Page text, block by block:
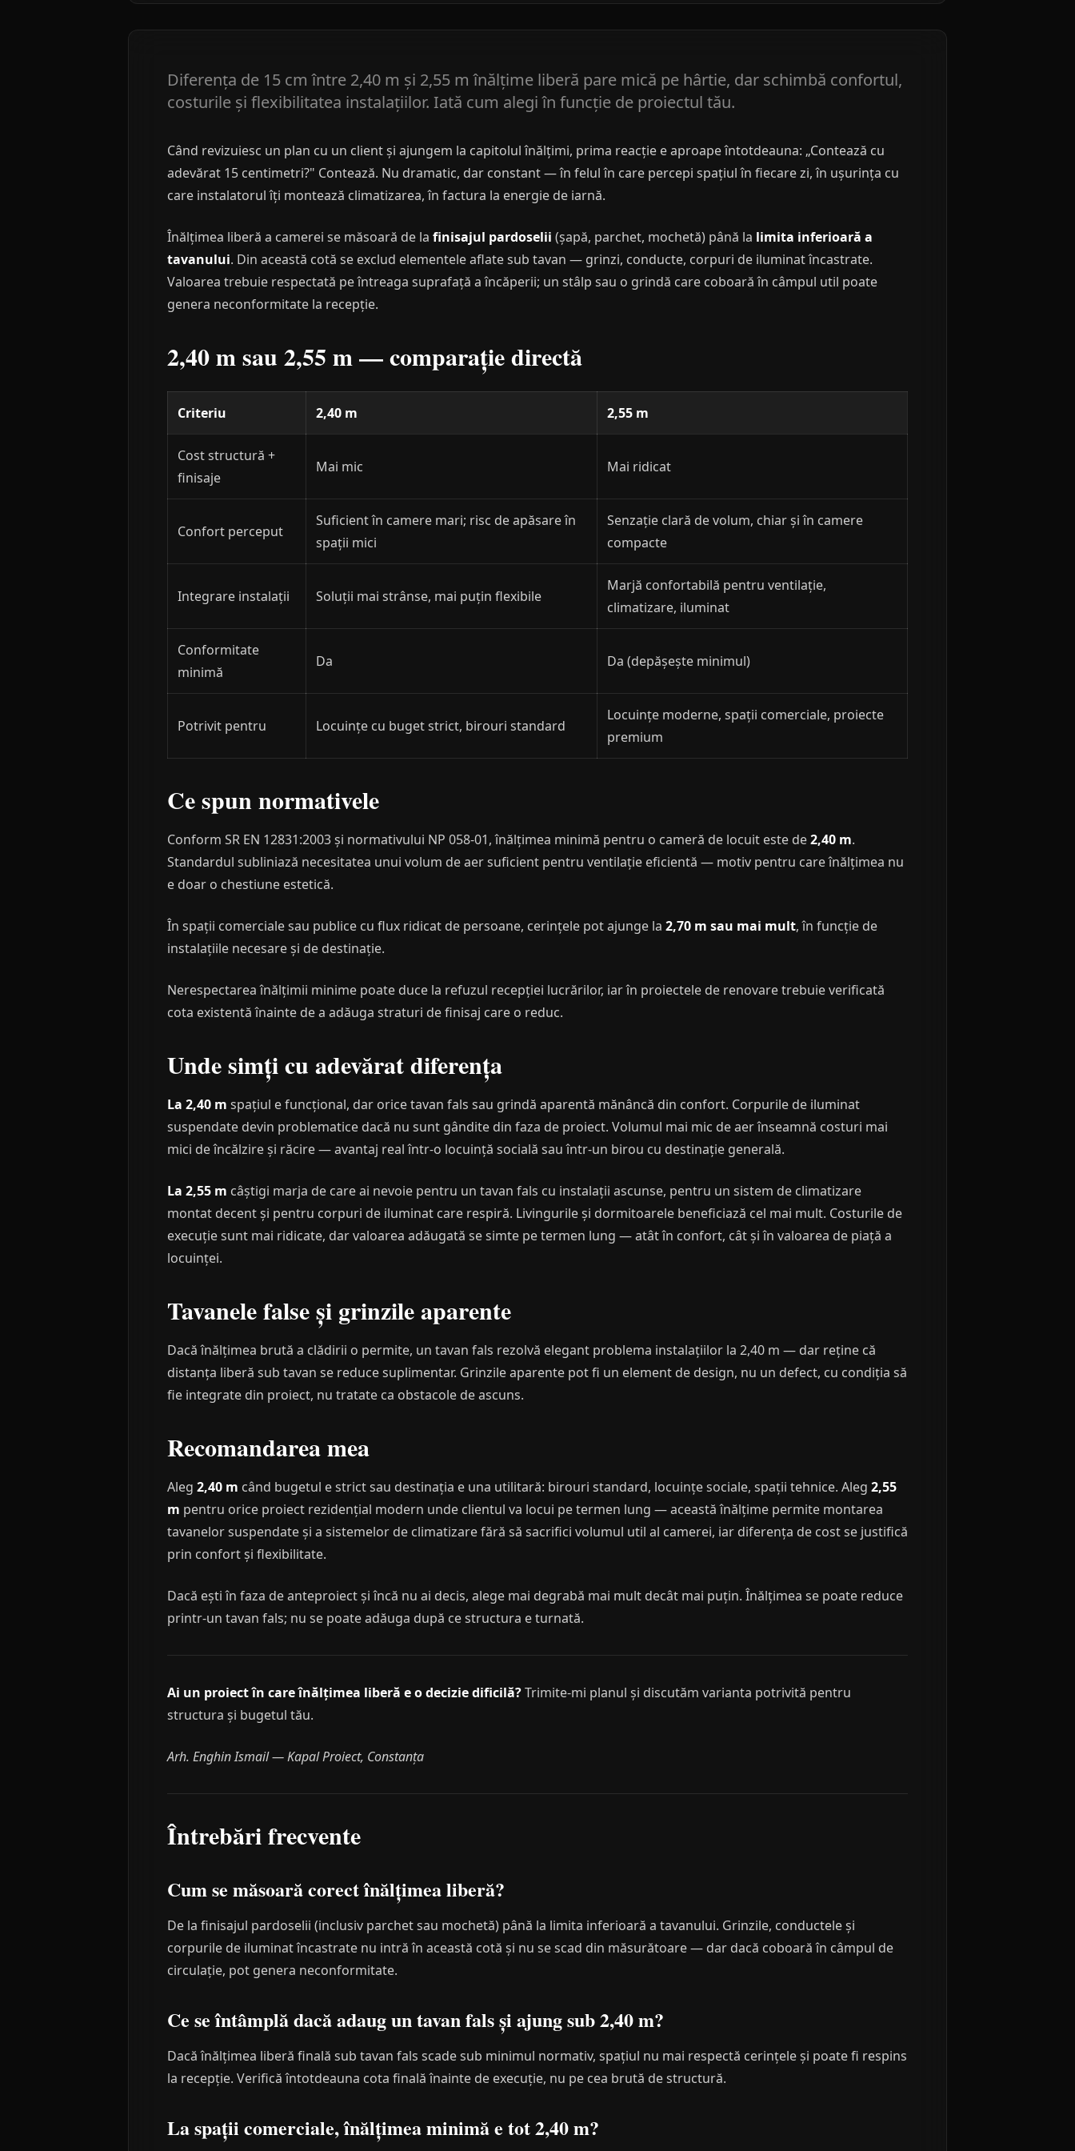
Diferența de 15 cm între 2,40 m și 2,55 m înălțime liberă pare mică pe hârtie, dar schimbă confortul,
costurile și flexibilitatea instalațiilor. Iată cum alegi în funcție de proiectul tău.
Când revizuiesc un plan cu un client și ajungem la capitolul înălțimi, prima reacție e aproape întotdeauna: „Contează cu
adevărat 15 centimetri?" Contează. Nu dramatic, dar constant — în felul în care percepi spațiul în fiecare zi, în ușurința cu
care instalatorul îți montează climatizarea, în factura la energie de iarnă.
Înălțimea liberă a camerei se măsoară de la finisajul pardoselii (șapă, parchet, mochetă) până la limita inferioară a
tavanului. Din această cotă se exclud elementele aflate sub tavan — grinzi, conducte, corpuri de iluminat încastrate.
Valoarea trebuie respectată pe întreaga suprafață a încăperii; un stâlp sau o grindă care coboară în câmpul util poate
genera neconformitate la recepție.
2,40 m sau 2,55 m — comparație directă
Criteriu 2,40 m 2,55 m
Cost structură +
finisaje
Mai mic Mai ridicat
Confort perceput
Suficient în camere mari; risc de apăsare în
spații mici
Senzație clară de volum, chiar și în camere
compacte
Integrare instalații Soluții mai strânse, mai puțin flexibile
Marjă confortabilă pentru ventilație,
climatizare, iluminat
Conformitate
minimă
Da Da (depășește minimul)
Potrivit pentru Locuințe cu buget strict, birouri standard
Locuințe moderne, spații comerciale, proiecte
premium
Ce spun normativele
Conform SR EN 12831:2003 și normativului NP 058-01, înălțimea minimă pentru o cameră de locuit este de2,40 m.
Standardul subliniază necesitatea unui volum de aer suficient pentru ventilație eficientă — motiv pentru care înălțimea nu
e doar o chestiune estetică.
În spații comerciale sau publice cu flux ridicat de persoane, cerințele pot ajunge la 2,70 m sau mai mult, în funcție de
instalațiile necesare și de destinație.
Nerespectarea înălțimii minime poate duce la refuzul recepției lucrărilor, iar în proiectele de renovare trebuie verificată
cota existentă înainte de a adăuga straturi de finisaj care o reduc.
Unde simți cu adevărat diferența
La 2,40 m spațiul e funcțional, dar orice tavan fals sau grindă aparentă mănâncă din confort. Corpurile de iluminat
suspendate devin problematice dacă nu sunt gândite din faza de proiect. Volumul mai mic de aer înseamnă costuri mai
mici de încălzire și răcire — avantaj real într-o locuință socială sau într-un birou cu destinație generală.
La 2,55 m câștigi marja de care ai nevoie pentru un tavan fals cu instalații ascunse, pentru un sistem de climatizare
montat decent și pentru corpuri de iluminat care respiră. Livingurile și dormitoarele beneficiază cel mai mult. Costurile de
execuție sunt mai ridicate, dar valoarea adăugată se simte pe termen lung — atât în confort, cât și în valoarea de piață a
locuinței.
Tavanele false și grinzile aparente
Dacă înălțimea brută a clădirii o permite, un tavan fals rezolvă elegant problema instalațiilor la 2,40 m — dar reține că
distanța liberă sub tavan se reduce suplimentar. Grinzile aparente pot fi un element de design, nu un defect, cu condiția să
fie integrate din proiect, nu tratate ca obstacole de ascuns.
Recomandarea mea
Aleg 2,40 m când bugetul e strict sau destinația e una utilitară: birouri standard, locuințe sociale, spații tehnice. Aleg 2,55
m pentru orice proiect rezidențial modern unde clientul va locui pe termen lung — această înălțime permite montarea
tavanelor suspendate și a sistemelor de climatizare fără să sacrifici volumul util al camerei, iar diferența de cost se justifică
prin confort și flexibilitate.
Dacă ești în faza de anteproiect și încă nu ai decis, alege mai degrabă mai mult decât mai puțin. Înălțimea se poate reduce
printr-un tavan fals; nu se poate adăuga după ce structura e turnată.
Ai un proiect în care înălțimea liberă e o decizie dificilă?Trimite-mi planul și discutăm varianta potrivită pentru
structura și bugetul tău.
Arh. Enghin Ismail — Kapal Proiect, Constanța
Întrebări frecvente
Cum se măsoară corect înălțimea liberă?
De la finisajul pardoselii (inclusiv parchet sau mochetă) până la limita inferioară a tavanului. Grinzile, conductele și
corpurile de iluminat încastrate nu intră în această cotă și nu se scad din măsurătoare — dar dacă coboară în câmpul de
circulație, pot genera neconformitate.
Ce se întâmplă dacă adaug un tavan fals și ajung sub 2,40 m?
Dacă înălțimea liberă finală sub tavan fals scade sub minimul normativ, spațiul nu mai respectă cerințele și poate fi respins
la recepție. Verifică întotdeauna cota finală înainte de execuție, nu pe cea brută de structură.
La spații comerciale, înălțimea minimă e tot 2,40 m?